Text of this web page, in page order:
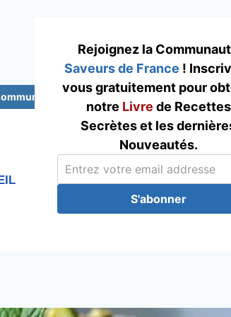
Saveurs France
RECETTES Blog
Rejoignez la
Saveurs de France !
vous gratuitement pour
notre Livre de Recettes
Secrètes et les
Nouveautés.
S'abonner